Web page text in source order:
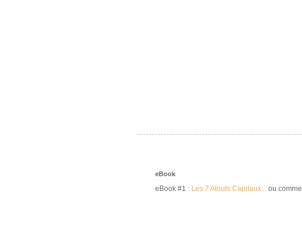
eBook
eBook #1 : Les 7 Atouts Capitaux...ou